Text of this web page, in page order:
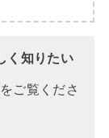
く知りたい
ご覧くださ